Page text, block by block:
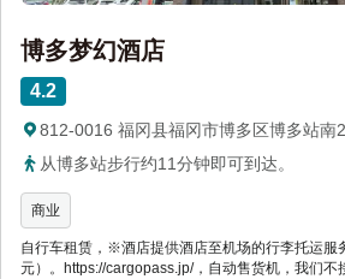
博多梦幻酒店
4.2
812-0016 福冈县福冈市博多区博多站南
从博多站步行约11分钟即可到达。
商业
自行车租赁，※酒店提供酒店至机场的行李托运服
元）。https://cargopass.jp/，自动售货机，我们不